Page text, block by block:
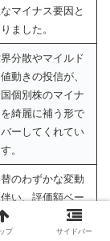
マイナス要因と
ました。
分散やマイルド
動きの投信が、
個別株のマイナ
綺麗に補う形で
ーしてくれてい
。
のわずかな変動
い、評価額ベー
で微減となりまし
。
プ サイドバー